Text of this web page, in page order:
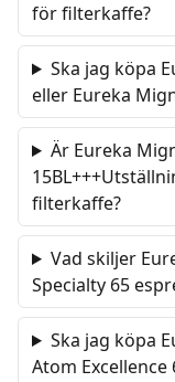
för filterkaffe?
Ska jag köpa
eller Eureka
Är Eureka
filterkaffe?
Vad skiljer
Specialty 65
Ska jag köpa
Atom Excellence